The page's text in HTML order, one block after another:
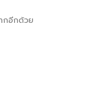
กอีกด้วย